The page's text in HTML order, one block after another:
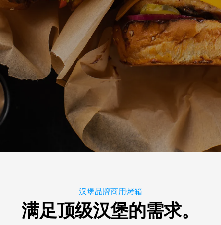
汉堡品牌商用烤箱
满足顶级汉堡的需求。